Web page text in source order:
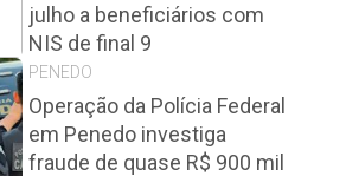
julho a beneficiários com
NIS de final 9
PENEDO
Operação da Polícia Federal
em Penedo investiga
fraude de quase R$ 900 mil